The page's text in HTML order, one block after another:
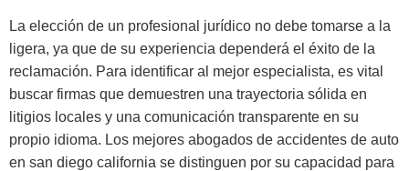
La elección de un profesional jurídico no debe tomarse a la
ligera, ya que de su experiencia dependerá el éxito de la
reclamación. Para identificar al mejor especialista, es vital
buscar firmas que demuestren una trayectoria sólida en
litigios locales y una comunicación transparente en su
propio idioma. Los mejores abogados de accidentes de auto
en san diego california se distinguen por su capacidad para